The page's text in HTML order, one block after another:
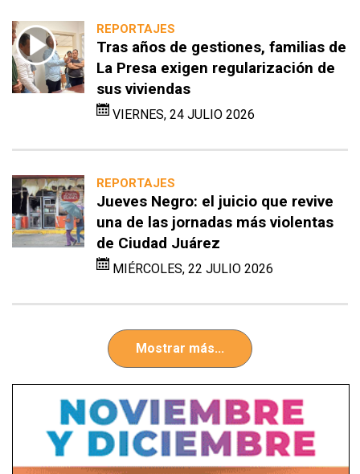
REPORTAJES
Tras años de gestiones, familias de
La Presa exigen regularización de
sus viviendas
VIERNES, 24 JULIO 2026
REPORTAJES
Jueves Negro: el juicio que revive
una de las jornadas más violentas
de Ciudad Juárez
MIÉRCOLES, 22 JULIO 2026
Mostrar más...